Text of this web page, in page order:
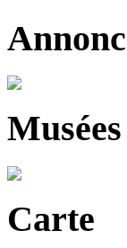
Carte